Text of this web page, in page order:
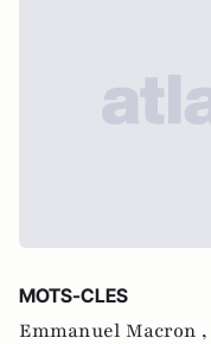
MOTS-CLES
Emmanuel Macron ,